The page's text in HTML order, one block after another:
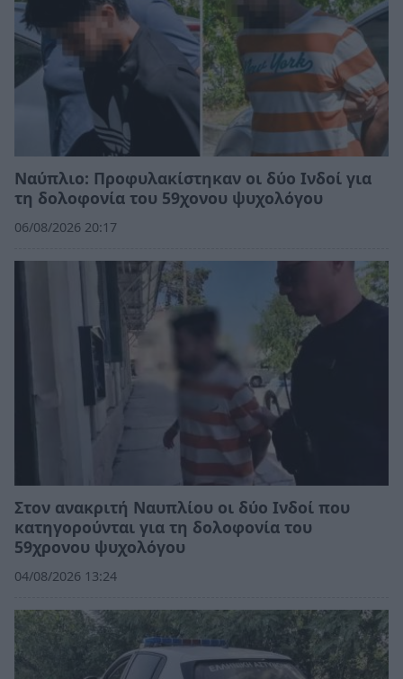
Ναύπλιο: Προφυλακίστηκαν οι δύο Ινδοί για
τη δολοφονία του 59χονου ψυχολόγου
06/08/2026 20:17
Στον ανακριτή Ναυπλίου οι δύο Ινδοί που
κατηγορούνται για τη δολοφονία του
59χρονου ψυχολόγου
04/08/2026 13:24